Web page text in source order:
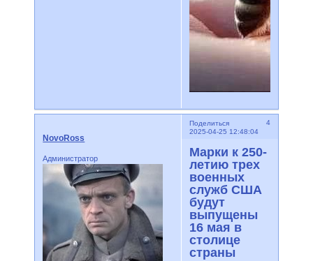
Поделиться
4
2025-04-25 12:48:04
NovoRoss
Администратор
Марки к 250-
летию трех
военных
служб США
будут
выпущены
16 мая в
столице
страны